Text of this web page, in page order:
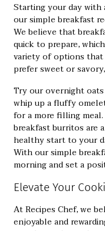
Starting your day with
oursimple breakfast
We believe that
quick to prepare,
variety of options
prefer sweet or
Try our overnight
whip up a fluffy
for a more filling
breakfast burritos are
healthy start to your
With our simple
morning and set a
Elevate Your
At Recipes Chef, we
enjoyable and